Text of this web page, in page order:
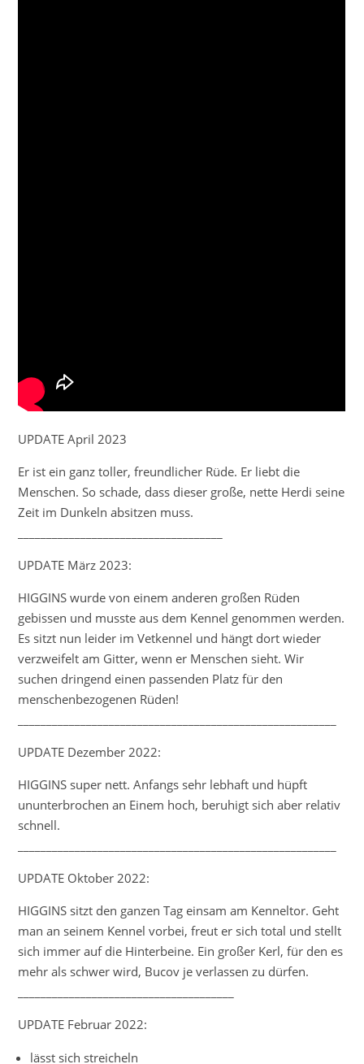
UPDATE April 2023
Er ist ein ganz toller, freundlicher Rüde. Er liebt die
Menschen. So schade, dass dieser große, nette Herdi seine
Zeit im Dunkeln absitzen muss.
UPDATE März 2023:
HIGGINS wurde von einem anderen großen Rüden
gebissen und musste aus dem Kennel genommen werden.
Es sitzt nun leider im Vetkennel und hängt dort wieder
verzweifelt am Gitter, wenn er Menschen sieht. Wir
suchen dringend einen passenden Platz für den
menschenbezogenen Rüden!
UPDATE Dezember 2022:
HIGGINS super nett. Anfangs sehr lebhaft und hüpft
ununterbrochen an Einem hoch, beruhigt sich aber relativ
schnell.
UPDATE Oktober 2022:
HIGGINS sitzt den ganzen Tag einsam am Kenneltor. Geht
man an seinem Kennel vorbei, freut er sich total und stellt
sich immer auf die Hinterbeine. Ein großer Kerl, für den es
mehr als schwer wird, Bucov je verlassen zu dürfen.
UPDATE Februar 2022:
lässt sich streicheln